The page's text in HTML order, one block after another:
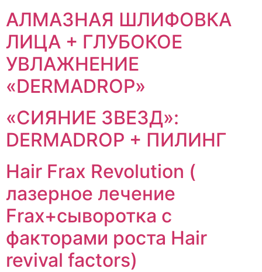
АЛМАЗНАЯ ШЛИФОВКА
ЛИЦА + ГЛУБОКОЕ
УВЛАЖНЕНИЕ
«DERMADROP»
«СИЯНИЕ ЗВЕЗД»:
DERMADROP + ПИЛИНГ
Hair Frax Revolution (
лазерное лечение
Frax+сыворотка с
факторами роста Hair
revival factors)